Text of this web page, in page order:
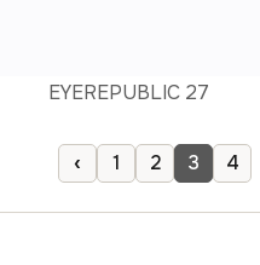
EYEREPUBLIC 27
‹ 1 2 3 4